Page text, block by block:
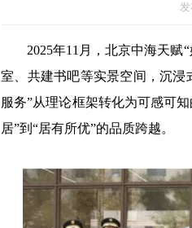
2025年11月，北京中海天
室、共建书吧等实景空间，沉浸
服务”从理论框架转化为可感可
居”到“居有所优”的品质跨越。